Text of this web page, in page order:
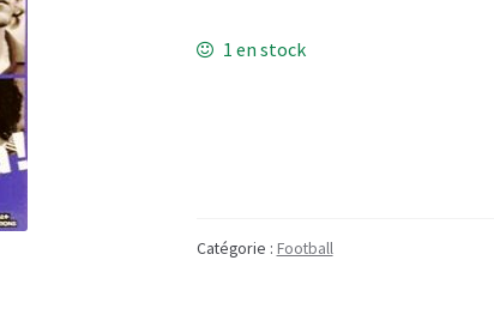
1 en stock
ÇA
Catégorie : Football